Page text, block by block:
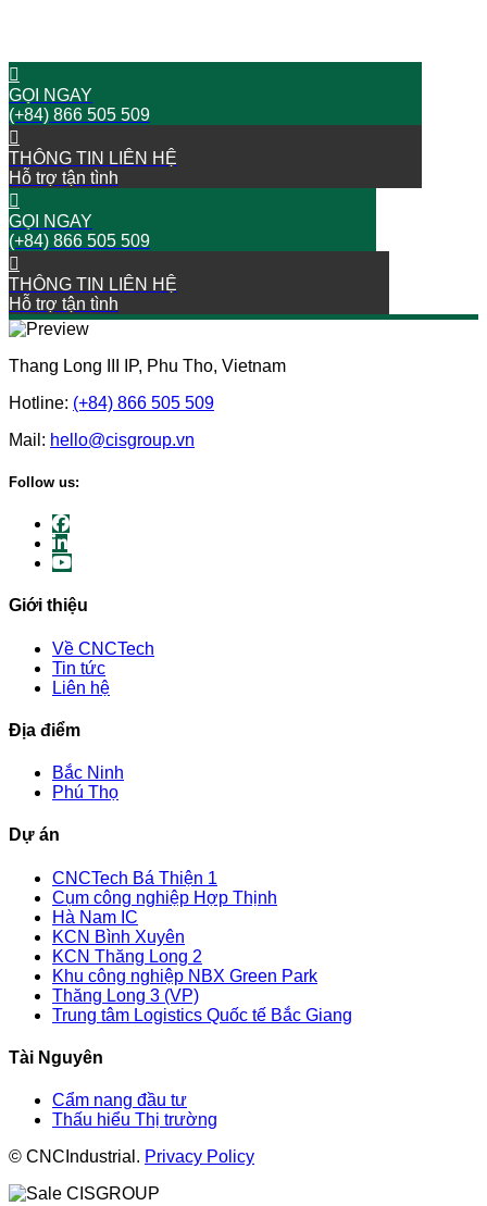
GỌI NGAY
(+84) 866 505 509
THÔNG TIN LIÊN HỆ
Hỗ trợ tận tình
GỌI NGAY
(+84) 866 505 509
THÔNG TIN LIÊN HỆ
Hỗ trợ tận tình
Thang Long III IP, Phu Tho, Vietnam
Hotline: (+84) 866 505 509
Mail: hello@cisgroup.vn
Follow us:
Giới thiệu
Về CNCTech
Tin tức
Liên hệ
Địa điểm
Bắc Ninh
Phú Thọ
Dự án
CNCTech Bá Thiện 1
Cụm công nghiệp Hợp Thịnh
Hà Nam IC
KCN Bình Xuyên
KCN Thăng Long 2
Khu công nghiệp NBX Green Park
Thăng Long 3 (VP)
Trung tâm Logistics Quốc tế Bắc Giang
Tài Nguyên
Cẩm nang đầu tư
Thấu hiểu Thị trường
© CNCIndustrial. Privacy Policy